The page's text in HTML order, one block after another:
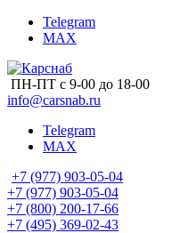
Telegram
MAX
ПН-ПТ с 9-00 до 18-00
info@carsnab.ru
Telegram
MAX
+7 (977) 903-05-04
+7 (977) 903-05-04
+7 (800) 200-17-66
+7 (495) 369-02-43